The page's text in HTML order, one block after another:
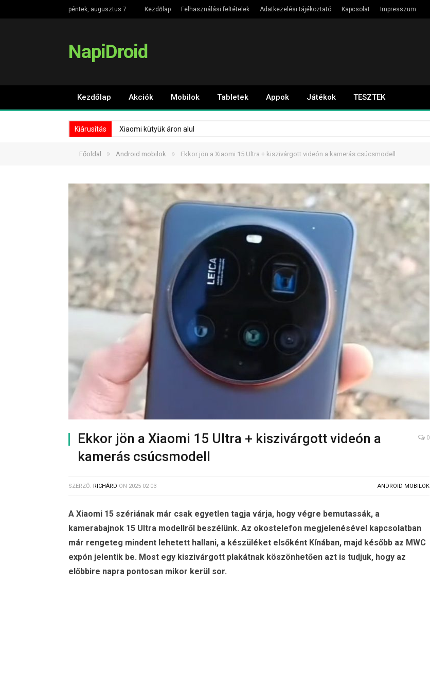
péntek, augusztus 7 Kezdőlap Felhasználási feltételek Adatkezelési tájékoztató Kapcsolat Impresszum
NapiDroid
Kezdőlap Akciók Mobilok Tabletek Appok Játékok TESZTEK
Kiárusítás Xiaomi kütyük áron alul
Főoldal » Android mobilok » Ekkor jön a Xiaomi 15 Ultra + kiszivárgott videón a kamerás csúcsmodell
Ekkor jön a Xiaomi 15 Ultra + kiszivárgott videón a
kamerás csúcsmodell
0
SZERZŐ: RICHÁRD ON 2025-02-03 ANDROID MOBILOK
A Xiaomi 15 szériának már csak egyetlen tagja várja, hogy végre bemutassák, a
kamerabajnok 15 Ultra modellről beszélünk. Az okostelefon megjelenésével kapcsolatban
már rengeteg mindent lehetett hallani, a készüléket elsőként Kínában, majd később az MWC
expón jelentik be. Most egy kiszivárgott plakátnak köszönhetően azt is tudjuk, hogy az
előbbire napra pontosan mikor kerül sor.